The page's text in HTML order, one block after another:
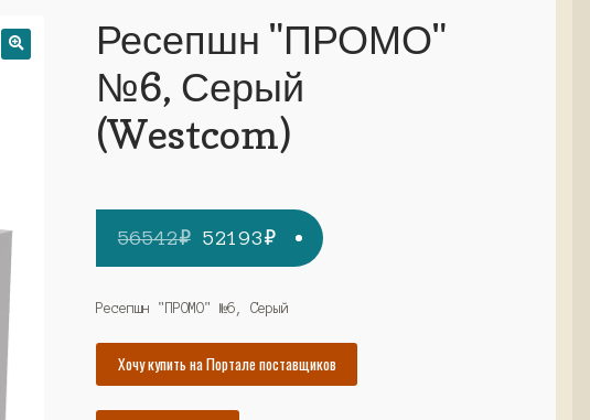
Ресепшн "ПРОМО"
№6, Серый
(Westcom)
56542₽ Первоначальная
цена
составляла
56542₽.
52193₽Текущая
цена:
52193₽.
Ресепшн "ПРОМО" №6, Серый
Хочу купить на Портале поставщиков